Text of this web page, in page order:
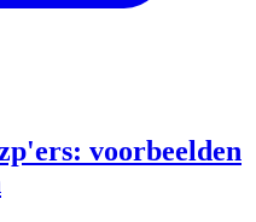
voorbeelden